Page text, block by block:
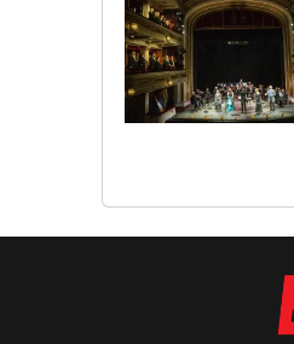
sif_2634